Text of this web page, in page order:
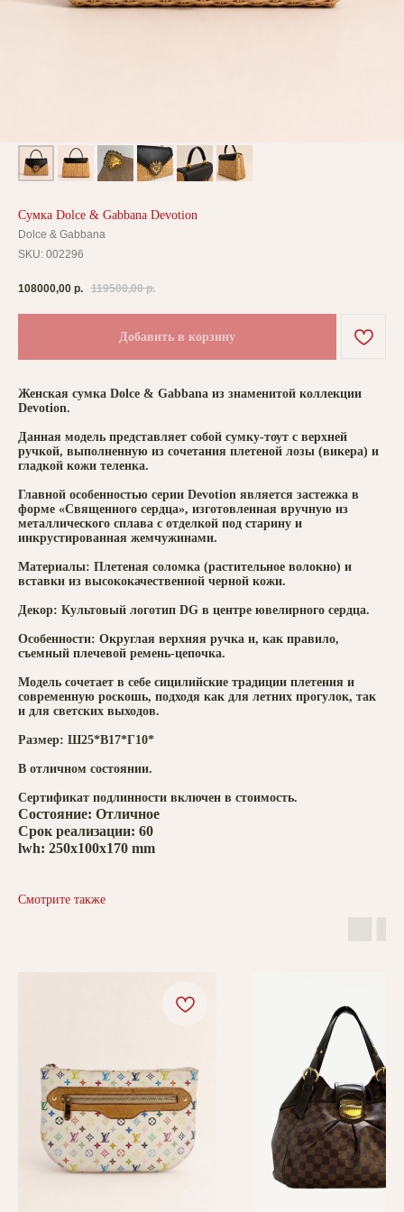
Сумка Dolce & Gabbana Devotion
Dolce & Gabbana
SKU: 002296
108000,00 р. 119500,00 р.
Добавить в корзину
Женская сумка Dolce & Gabbana из знаменитой коллекции
Devotion.
Данная модель представляет собой сумку-тоут с верхней
ручкой, выполненную из сочетания плетеной лозы (викера) и
гладкой кожи теленка.
Главной особенностью серии Devotion является застежка в
форме «Священного сердца», изготовленная вручную из
металлического сплава с отделкой под старину и
инкрустированная жемчужинами.
Материалы: Плетеная соломка (растительное волокно) и
вставки из высококачественной черной кожи.
Декор: Культовый логотип DG в центре ювелирного сердца.
Особенности: Округлая верхняя ручка и, как правило,
съемный плечевой ремень-цепочка.
Модель сочетает в себе сицилийские традиции плетения и
современную роскошь, подходя как для летних прогулок, так
и для светских выходов.
Размер: Ш25*В17*Г10*
В отличном состоянии.
Сертификат подлинности включен в стоимость.
Состояние: Отличное
Срок реализации: 60
lwh: 250x100x170 mm
Смотрите также